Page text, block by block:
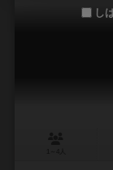
し